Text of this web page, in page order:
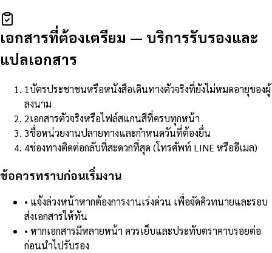
เอกสารที่ต้องเตรียม — บริการรับรองและ
แปลเอกสาร
1บัตรประชาชนหรือหนังสือเดินทางตัวจริงที่ยังไม่หมดอายุของผู้
ลงนาม
2เอกสารตัวจริงหรือไฟล์สแกนสีที่ครบทุกหน้า
3ชื่อหน่วยงานปลายทางและกำหนดวันที่ต้องยื่น
4ช่องทางติดต่อกลับที่สะดวกที่สุด (โทรศัพท์ LINE หรืออีเมล)
ข้อควรทราบก่อนเริ่มงาน
• แจ้งล่วงหน้าหากต้องการงานเร่งด่วน เพื่อจัดคิวทนายและรอบ
ส่งเอกสารให้ทัน
• หากเอกสารมีหลายหน้า ควรเย็บและประทับตราคาบรอยต่อ
ก่อนนำไปรับรอง